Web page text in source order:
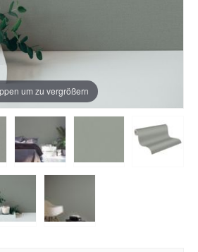
um zu vergrößern